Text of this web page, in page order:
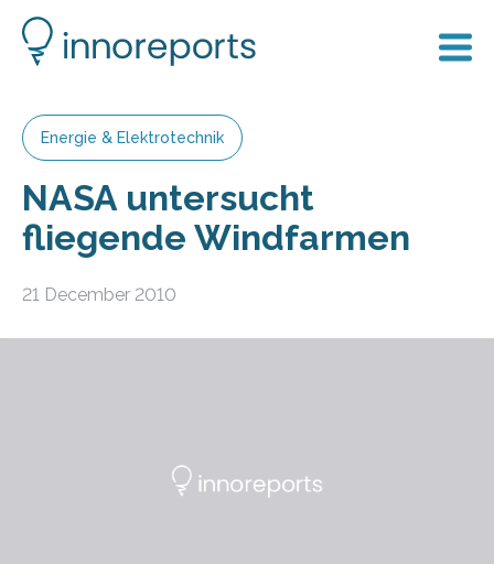
Energie & Elektrotechnik
NASA untersucht
fliegende Windfarmen
21 December 2010